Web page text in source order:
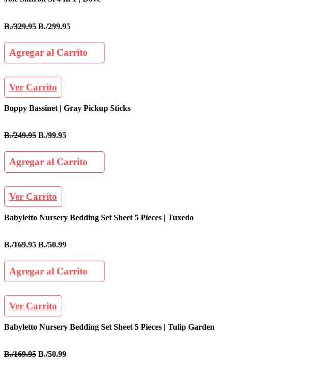
B./329.95 B./299.95
Agregar al Carrito
Ver Carrito
Boppy Bassinet | Gray Pickup Sticks
B./249.95 B./99.95
Agregar al Carrito
Ver Carrito
Babyletto Nursery Bedding Set Sheet 5 Pieces | Tuxedo
B./169.95 B./50.99
Agregar al Carrito
Ver Carrito
Babyletto Nursery Bedding Set Sheet 5 Pieces | Tulip Garden
B./169.95 B./50.99